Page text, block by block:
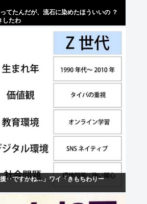
てたんだが、流石に染めたほういいの ？
したわ
‥ですかね…」ワイ「きもちわりー